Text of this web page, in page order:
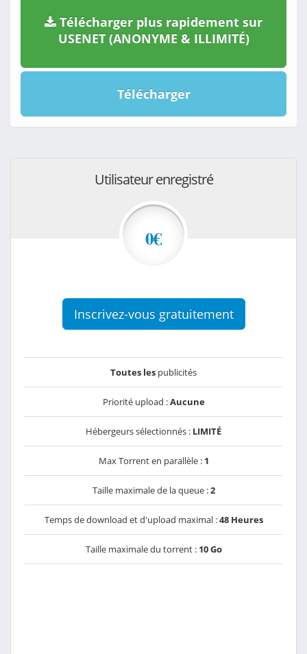
Télécharger plus rapidement sur
USENET (ANONYME & ILLIMITÉ)
Télécharger
Utilisateur enregistré
0€
Inscrivez-vous gratuitement
Toutes les publicités
Priorité upload :Aucune
Hébergeurs sélectionnés : LIMITÉ
Max Torrent en parallèle : 1
Taille maximale de la queue :2
Temps de download et d'upload maximal :48 Heures
Taille maximale du torrent : 10 Go